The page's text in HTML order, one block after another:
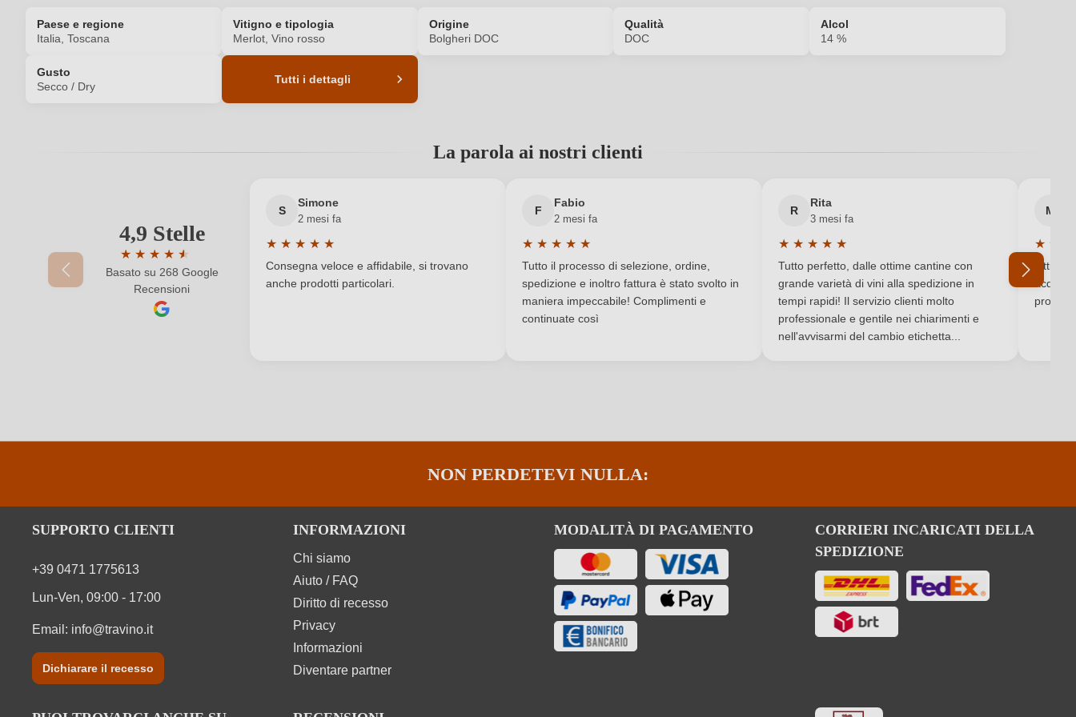
Paese e regione
Italia, Toscana
Vitigno e tipologia
Merlot, Vino rosso
Origine
Bolgheri DOC
Qualità
DOC
Alcol
14 %
Gusto
Secco / Dry
Tutti i dettagli
2020 Colore dell'uva
Indicazione geografica
produttore
Castagneto Carducci, Italia
Luogo Nazione Italia
Qualità
La parola ai nostri clienti
4,9 Stelle
★ ★ ★ ★ ★
★
Valutazione media di 4.9 su 5 stelle
Basato su 268 Google
Recensioni
S
Simone
2 mesi fa
★ ★ ★ ★ ★
Valutazione media di 5 su 5 stelle
Consegna veloce e affidabile, si trovano
anche prodotti particolari.
F
Fabio
2 mesi fa
★ ★ ★ ★ ★
Valutazione media di 5 su 5 stelle
Tutto il processo di selezione, ordine,
spedizione e inoltro fattura è stato svolto in
maniera impeccabile! Complimenti e
continuate così
R
Rita
3 mesi fa
★ ★ ★ ★ ★
Valutazione media di 5 su 5 stelle
Tutto perfetto, dalle ottime cantine con
grande varietà di vini alla spedizione in
tempi rapidi! Il servizio clienti molto
professionale e gentile nei chiarimenti e
nell'avvisarmi del cambio etichetta...
M
★ ★
Ottimo
NON PERDETEVI NULLA:
SUPPORTO CLIENTI
+39 0471 1775613
Lun-Ven, 09:00 - 17:00
Email: info@travino.it
Dichiarare il recesso
INFORMAZIONI
Chi siamo
Aiuto / FAQ
Diritto di recesso
Privacy
Informazioni
Diventare partner
MODALITÀ DI PAGAMENTO
CORRIERI INCARICATI DELLA
SPEDIZIONE